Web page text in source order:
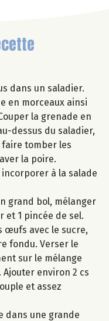
dans un saladier.
en morceaux ainsi
la grenade en
dessus du saladier,
faire tomber les
la poire.
à la salade
grand bol, mélanger
et 1 pincée de sel.
œufs avec le sucre,
fondu. Verser le
sur le mélange
environ 2 cs
et assez
dans une grande